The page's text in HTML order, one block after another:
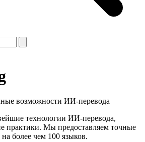
возможности ИИ-перевода
технологии ИИ-перевода,
практики. Мы предоставляем точные
более чем 100 языков.